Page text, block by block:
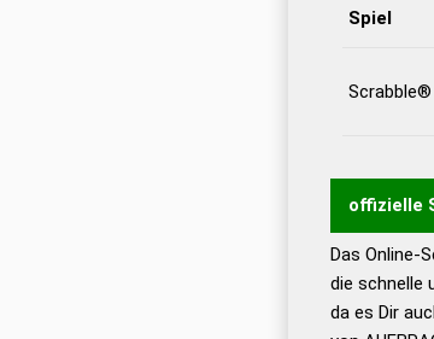
Spiel
Scrabble®
offizielle
Das Online-
die schnelle
da es Dir